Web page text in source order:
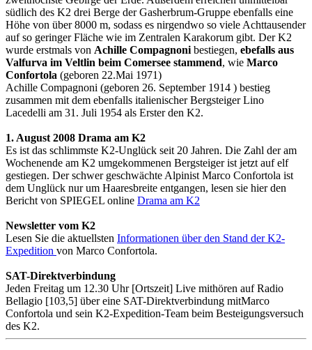
südlich des K2 drei Berge der Gasherbrum-Gruppe ebenfalls eine
Höhe von über 8000 m, sodass es nirgendwo so viele Achttausender
auf so geringer Fläche wie im Zentralen Karakorum gibt. Der K2
wurde erstmals von Achille Compagnoni bestiegen, ebefalls aus
Valfurva im Veltlin beim Comersee stammend, wie Marco
Confortola (geboren 22.Mai 1971)
Achille Compagnoni (geboren 26. September 1914 ) bestieg
zusammen mit dem ebenfalls italienischer Bergsteiger Lino
Lacedelli am 31. Juli 1954 als Erster den K2.
1. August 2008 Drama am K2
Es ist das schlimmste K2-Unglück seit 20 Jahren. Die Zahl der am
Wochenende am K2 umgekommenen Bergsteiger ist jetzt auf elf
gestiegen. Der schwer geschwächte Alpinist Marco Confortola ist
dem Unglück nur um Haaresbreite entgangen, lesen sie hier den
Bericht von SPIEGEL online Drama am K2
Newsletter vom K2
Lesen Sie die aktuellsten Informationen über den Stand der K2-
Expedition von Marco Confortola.
SAT-Direktverbindung
Jeden Freitag um 12.30 Uhr [Ortszeit] Live mithören auf Radio
Bellagio [103,5] über eine SAT-Direktverbindung mitMarco
Confortola und sein K2-Expedition-Team beim Besteigungsversuch
des K2.